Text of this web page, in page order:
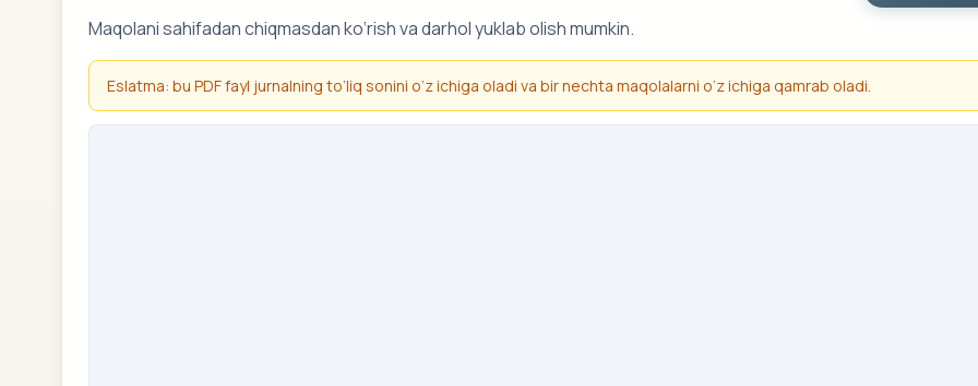
Maqolani sahifadan chiqmasdan ko‘rish va darhol yuklab olish mumkin.
Eslatma: bu PDF fayl jurnalning to‘liq sonini o‘z ichiga oladi va bir nechta maqolalarni o‘z ichiga qamrab oladi.